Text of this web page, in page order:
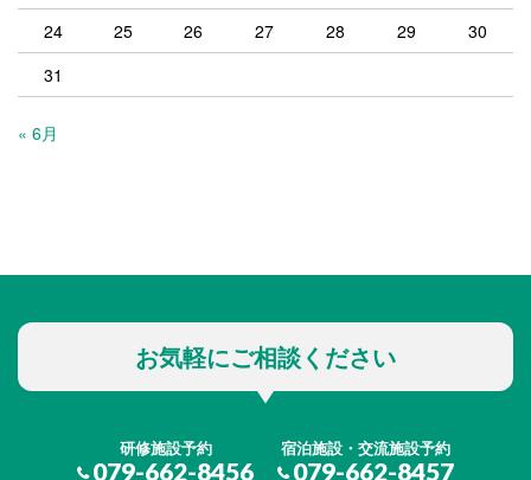
24
25 26 27 28 29
30
31
« 6月
お気軽にご相談ください
研修施設予約
079-662-8456
宿泊施設・交流施設予約
079-662-8457